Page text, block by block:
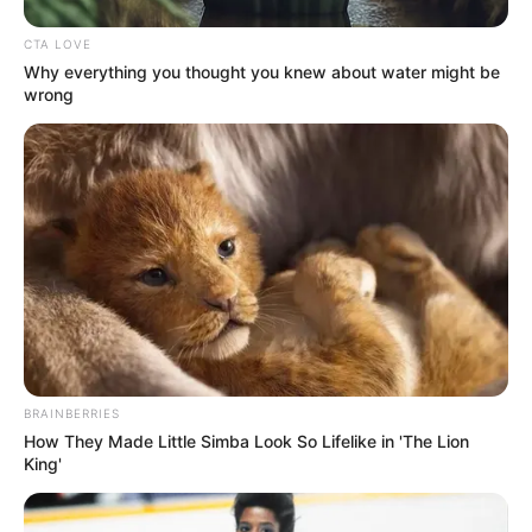
CTA LOVE
Why everything you thought you knew about water might be
wrong
BRAINBERRIES
How They Made Little Simba Look So Lifelike in 'The Lion
King'